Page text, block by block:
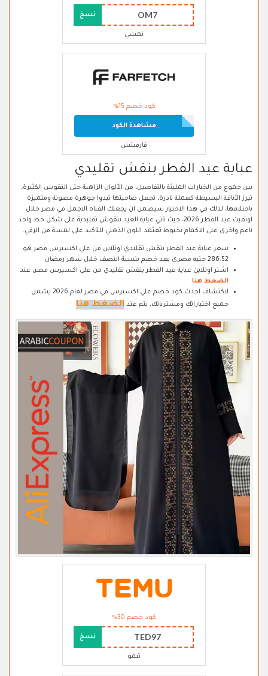
OM7 نسخ
نمشي
كود خصم 15%
مشاهدة الكود
فارفيتش
عباية عيد الفطر بنقش تقليدي
بين جموع من الخيارات المليئة بالتفاصيل، من الألوان الزاهية حتى النقوش الكثيرة،
تبرز الأناقة البسيطة كعملة نادرة، تجعل صاحبتها تبدوا جوهرة مصونة ومتميزة
باختلافها، لذلك في هذا الاختيار سيضمن ان يجعلك الفتاة الاجمل في مصر خلال
اوتفيت عيد الفطر 2026، حيث تاتي عباية العيد بنقوش تقليدية على شكل خط واحد
ناعم واخرى على الاكمام بخيوط تعتمد اللون الذهبي للتاكيد على لمسة من الرقي.
سعر عباية عيد الفطر بنقش تقليدي اونلاين من علي اكسبرس مصر هو:
286.52 جنيه مصري بعد خصم بنسبة النصف خلال شهر رمضان
اشتر اونلاين عباية عيد الفطر بنقش تقليدي من علي اكسبرس مصر، عند
الضغط هنا
لاكتشاف احدث كود خصم علي اكسبرس في مصر لعام 2026 يشمل
جميع اختياراتك ومشترياتك، يتم عند الضغط هنا
كود خصم 30%
TED97 نسخ
تيمو